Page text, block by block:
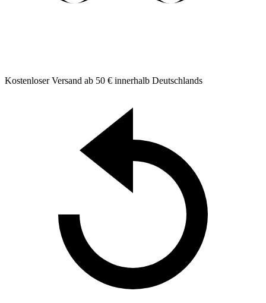
Kostenloser Versand ab 50 € innerhalb Deutschlands